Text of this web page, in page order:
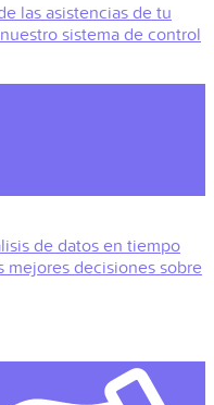
las asistencias de tu
sistema de control
de datos en tiempo
mejores decisiones sobre